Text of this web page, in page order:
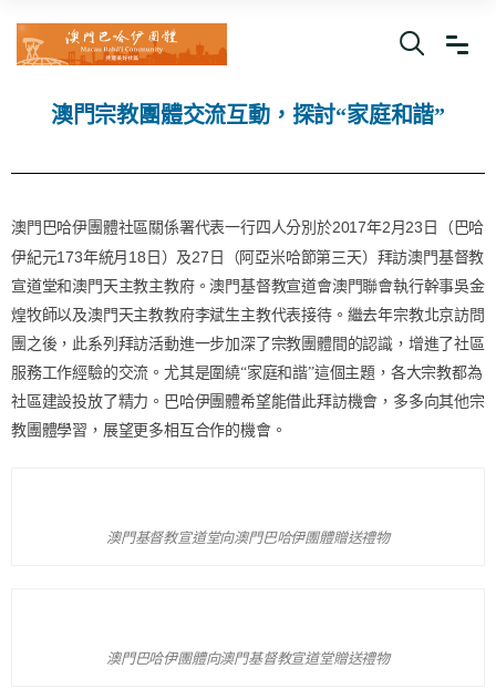
澳門宗教團體交流互動，探討“家庭和諧”
澳門巴哈伊團體社區關係署代表一行四人分別於2017年2月23 日（巴哈
伊紀元173年統月 18 日）及27 日（阿亞米哈節第三天）拜訪澳門基督教
宣道堂和澳門天主教主教府。澳門基督教宣道會澳門聯會執行幹事吳金
煌牧師以及澳門天主教教府李斌生主教代表接待。繼去年宗教北京訪問
團之後，此系列拜訪活動進一步加深了宗教團體間的認識，增進了社區
服務工作經驗的交流。尤其是圍繞“家庭和諧”這個主題，各大宗教都為
社區建設投放了精力。巴哈伊團體希望能借此拜訪機會，多多向其他宗
教團體學習，展望更多相互合作的機會。
澳門基督教宣道堂向澳門巴哈伊團體贈送禮物
澳門巴哈伊團體向澳門基督教宣道堂贈送禮物